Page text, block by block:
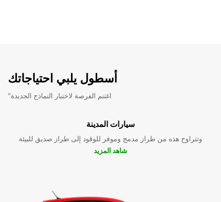
أسطول يلبي احتياجاتك
"اغتنم الفرصة لاختبار النماذج الجديدة
سيارات المدينة
وتتراوح هذه من طراز مدمج وموفر للوقود إلى طراز صديق للبيئة
شاهد المزيد